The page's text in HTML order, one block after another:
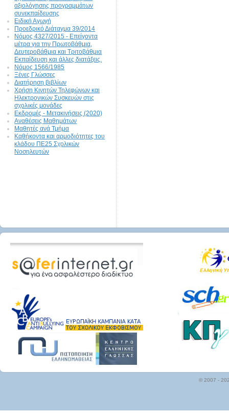
αξιολόγησης προγραμμάτων
συνεκπαίδευσης
Ειδική Αγωγή
Προεδρικό Διάταγμα 39/2014
Νόμος 4327/2015 - Επείγοντα
μέτρα για την Πρωτοβάθμια,
Δευτεροβάθμια και Τριτοβάθμια
Εκπαίδευση και άλλες διατάξεις.
Νόμος 1566/1985
Ξένες Γλώσσες
Διατήρηση βιβλίων
Χρήση Κινητών Τηλεφώνων και
Ηλεκτρονικών Συσκευών στις
σχολικές μονάδες
Εκδρομές - Μετακινήσεις (2020)
Αναθέσεις Μαθημάτων
Μαθητές ανά Τμήμα
Καθήκοντα και αρμοδιότητες του
κλάδου ΠΕ25 Σχολικών
Νοσηλευτών
© 2007 -